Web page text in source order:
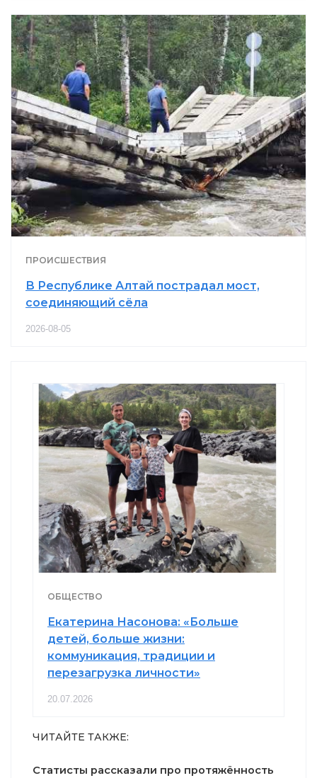
ПРОИСШЕСТВИЯ
В Республике Алтай пострадал мост,
соединяющий сёла
2026-08-05
ОБЩЕСТВО
Екатерина Насонова: «Больше
детей, больше жизни:
коммуникация, традиции и
перезагрузка личности»
20.07.2026
ЧИТАЙТЕ ТАКЖЕ:
Статисты рассказали про протяжённость